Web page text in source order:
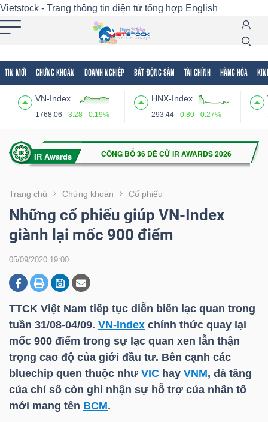
Vietstock - Trang thông tin điện tử tổng hợp English
TIN MỚI CHỨNG KHOÁN DOANH NGHIỆP BẤT ĐỘNG SẢN TÀI CHÍNH HÀNG HÓA
VN-Index
1768.06 3.28 0.19%
HNX-Index
293.44 0.80 0.27%
Trang chủ Chứng khoán Cổ phiếu
Những cổ phiếu giúp VN-Index
giành lại mốc 900 điểm
05/09/2020 19:00
TTCK Việt Nam tiếp tục diễn biến lạc quan trong
tuần 31/08-04/09. VN-Index chính thức quay lại
mốc 900 điểm trong sự lạc quan xen lẫn thận
trọng cao độ của giới đầu tư. Bên cạnh các
bluechip quen thuộc như VIC hay VNM, đà tăng
của chỉ số còn ghi nhận sự hỗ trợ của nhân tố
mới mang tên BCM.
Tất cả Tính năng Ngành Mã chứng khoán
Tính
(-)
VIETSTOCK
CHỨNG
DOANH
NGHIỆP